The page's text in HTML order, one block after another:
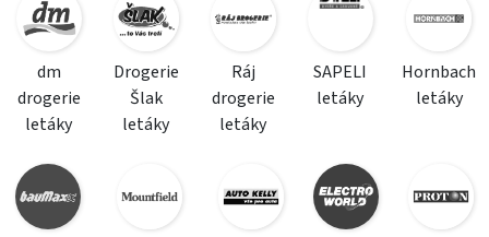
dm
drogerie
letáky
Drogerie
Šlak
letáky
Ráj
drogerie
letáky
SAPELI
letáky
Hornbach
letáky